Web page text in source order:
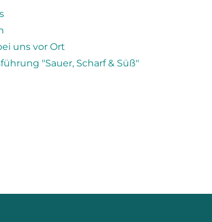
uns vor Ort
"Sauer, Scharf & Süß"